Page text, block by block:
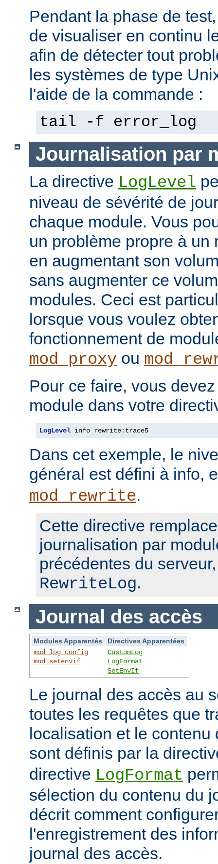
Pendant la phase de
de visualiser en continu
afin de détecter tout
les systèmes de type
l'aide de la commande :
tail -f error_log
Journalisation par
La directive LogLevel
niveau de sévérité de
chaque module. Vous
un problème propre à un
en augmentant son
sans augmenter ce
modules. Ceci est
lorsque vous voulez
fonctionnement de
mod_proxy ou
Pour ce faire, vous
module dans votre
LogLevel info rewrite: trace5
Dans cet exemple, le
général est défini à info,
mod_rewrite.
Cette directive
journalisation par
précédentes du
RewriteLog.
Journal des accès
Modules Apparentés
Directives Apparentées
mod_log_config
mod_setenvif
CustomLog
LogFormat
SetEnvIf
Le journal des accès au
toutes les requêtes que
localisation et le
sont définis par la
directive LogFormat
sélection du contenu du
décrit comment
l'enregistrement des
journal des accès.